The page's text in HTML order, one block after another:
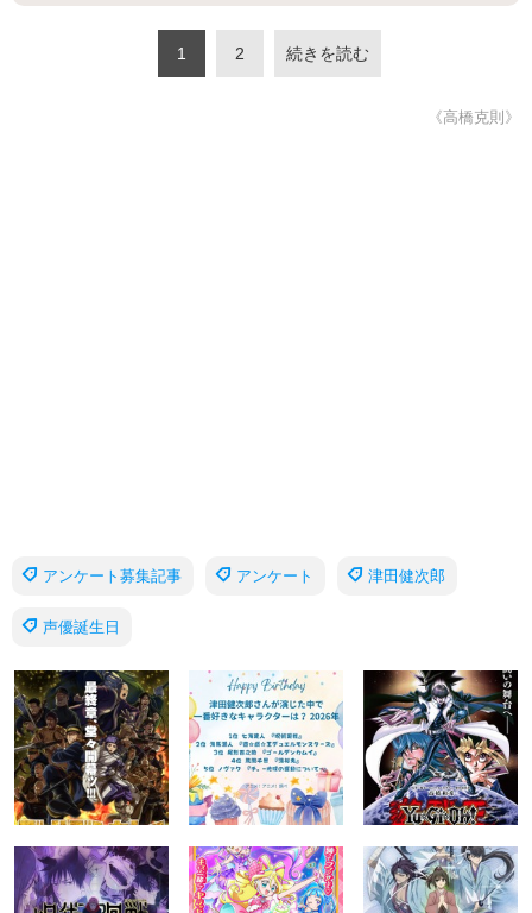
1 2 続きを読む
《高橋克則》
アンケート募集記事 アンケート 津田健次郎
声優誕生日